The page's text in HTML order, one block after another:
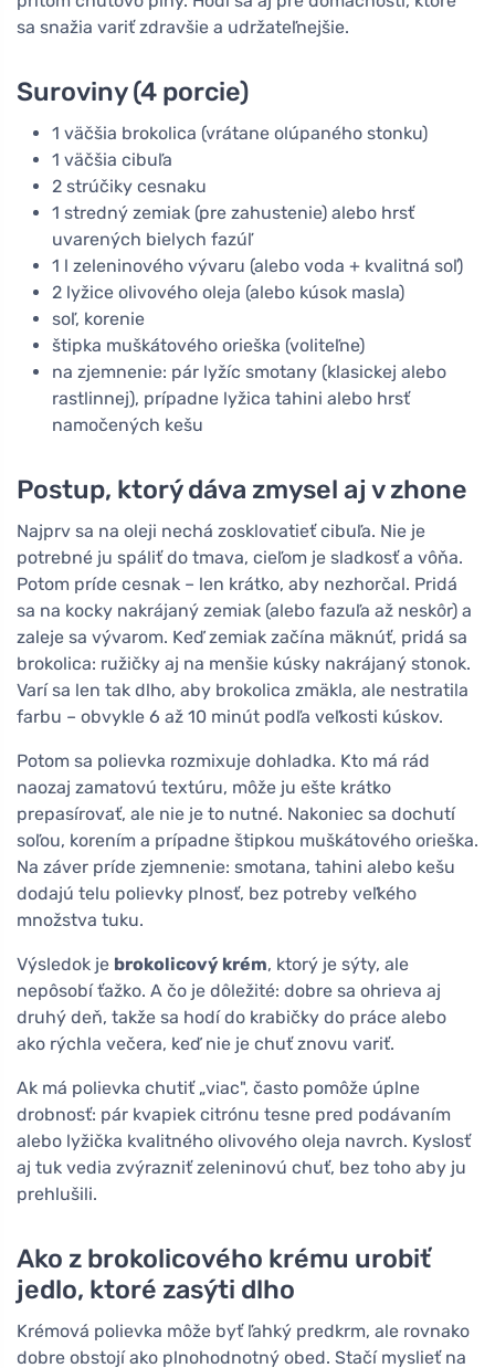
sa snažia variť zdravšie a udržateľnejšie.
Suroviny (4 porcie)
1 väčšia brokolica (vrátane olúpaného stonku)
1 väčšia cibuľa
2 strúčiky cesnaku
1 stredný zemiak (pre zahustenie) alebo hrsť
uvarených bielych fazúľ
1 l zeleninového vývaru (alebo voda + kvalitná soľ)
2 lyžice olivového oleja (alebo kúsok masla)
soľ, korenie
štipka muškátového orieška (voliteľne)
na zjemnenie: pár lyžíc smotany (klasickej alebo
rastlinnej), prípadne lyžica tahini alebo hrsť
namočených kešu
Postup, ktorý dáva zmysel aj v zhone
Najprv sa na oleji nechá zosklovatieť cibuľa. Nie je
potrebné ju spáliť do tmava, cieľom je sladkosť a vôňa.
Potom príde cesnak – len krátko, aby nezhorčal. Pridá
sa na kocky nakrájaný zemiak (alebo fazuľa až neskôr) a
zaleje sa vývarom. Keď zemiak začína mäknúť, pridá sa
brokolica: ružičky aj na menšie kúsky nakrájaný stonok.
Varí sa len tak dlho, aby brokolica zmäkla, ale nestratila
farbu – obvykle 6 až 10 minút podľa veľkosti kúskov.
Potom sa polievka rozmixuje dohladka. Kto má rád
naozaj zamatovú textúru, môže ju ešte krátko
prepasírovať, ale nie je to nutné. Nakoniec sa dochutí
soľou, korením a prípadne štipkou muškátového orieška.
Na záver príde zjemnenie: smotana, tahini alebo kešu
dodajú telu polievky plnosť, bez potreby veľkého
množstva tuku.
Výsledok je brokolicový krém, ktorý je sýty, ale
nepôsobí ťažko. A čo je dôležité: dobre sa ohrieva aj
druhý deň, takže sa hodí do krabičky do práce alebo
ako rýchla večera, keď nie je chuť znovu variť.
Ak má polievka chutiť „viac", často pomôže úplne
drobnosť: pár kvapiek citrónu tesne pred podávaním
alebo lyžička kvalitného olivového oleja navrch. Kyslosť
aj tuk vedia zvýrazniť zeleninovú chuť, bez toho aby ju
prehlušili.
Ako z brokolicového krému urobiť
jedlo, ktoré zasýti dlho
Krémová polievka môže byť ľahký predkrm, ale rovnako
dobre obstojí ako plnohodnotný obed. Stačí myslieť na